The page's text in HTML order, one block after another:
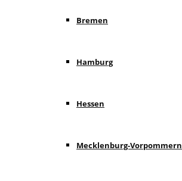
Bremen
Hamburg
Hessen
Mecklenburg-Vorpommern